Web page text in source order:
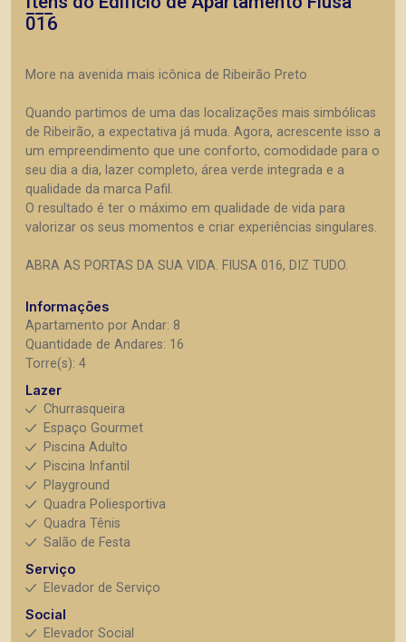
016
More na avenida mais icônica de Ribeirão Preto
Quando partimos de uma das localizações mais simbólicas
de Ribeirão, a expectativa já muda. Agora, acrescente isso a
um empreendimento que une conforto, comodidade para o
seu dia a dia, lazer completo, área verde integrada e a
qualidade da marca Pafil.
O resultado é ter o máximo em qualidade de vida para
valorizar os seus momentos e criar experiências singulares.
ABRA AS PORTAS DA SUA VIDA. FIUSA 016, DIZ TUDO.
Informações
Apartamento por Andar: 8
Quantidade de Andares: 16
Torre(s): 4
Lazer
Churrasqueira
Espaço Gourmet
Piscina Adulto
Piscina Infantil
Playground
Quadra Poliesportiva
Quadra Tênis
Salão de Festa
Serviço
Elevador de Serviço
Social
Elevador Social